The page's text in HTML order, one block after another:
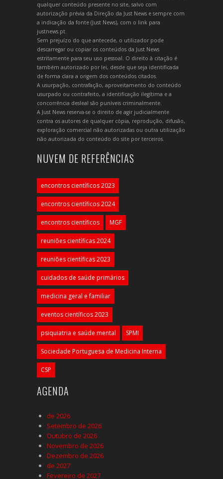
qualquer conteúdo presente no site, salvo com
autorização prévia da Direção da Just News e sempre com
a indicação da fonte (Just News), com o link para
justnews.pt.
Sem prejuízo do que antecede, o utilizador pode
descarregar ou copiar os conteúdos da Just News
estritamente para seu uso pessoal. O direito à citação é
também autorizado por lei, desde que seja identificada
de forma clara a origem dos conteúdos citados.
A usurpação, contrafação, aproveitamento do conteúdo
usurpado ou contrafeito, a identificação ilegítima e a
concorrência desleal são puníveis criminalmente.
A Just News reserva-se o direito de agir judicialmente
contra os autores de qualquer cópia, reprodução, difusão,
exploração comercial não autorizadas ou outra utilização
não autorizada do conteúdo do site por terceiros.
NUVEM DE REFERÊNCIAS
encontros científicos 2023
encontros científicos 2024
encontros científicos MGF
reuniões científicas 2024
reuniões científicas 2023
cuidados de saúde primários
medicina geral e familiar
eventos científicos 2023
psiquiatria e saúde mental SPMI
Sociedade Portuguesa de Medicina Interna
CSP
AGENDA
de 2026
Setembro de 2026
Outubro de 2026
Novembro de 2026
Dezembro de 2026
de 2027
Fevereiro de 2027